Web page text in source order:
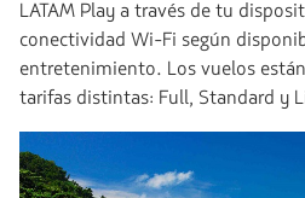
LATAM Play a través de tu
conectividad Wi-Fi según
entretenimiento. Los vuelos
tarifas distintas: Full, Standard y